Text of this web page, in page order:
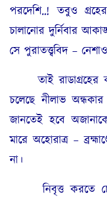
পরদেশি..! তবুও
চালানোর দুৰ্নিবার
সে পুরাতত্ত্ববিদ –
তাই
চলেছে নীলাভ
জানতেই হবে
মারে অহোরাত্ৰ –
না।
নিবৃত্ত করতে